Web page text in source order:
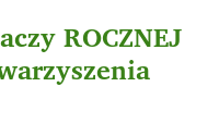
ROCZNEJ